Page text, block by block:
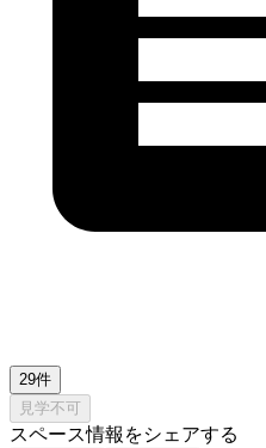
29件
見学不可
スペース情報をシェアする